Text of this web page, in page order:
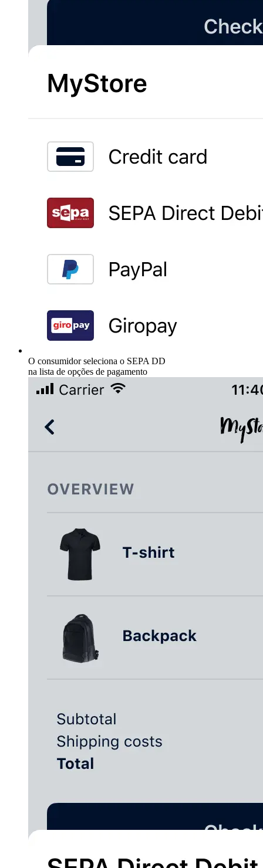
O consumidor seleciona o SEPA DD
na lista de opções de pagamento